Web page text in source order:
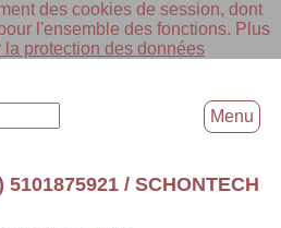
des cookies de session, dont
l'ensemble des fonctions. Plus
la protection des données
5101875921 / SCHONTECH
Menu